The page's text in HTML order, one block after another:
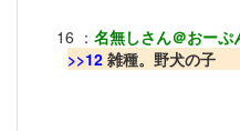
16 ： 名無しさん＠おーぷ
>>12 雑種。野犬の子